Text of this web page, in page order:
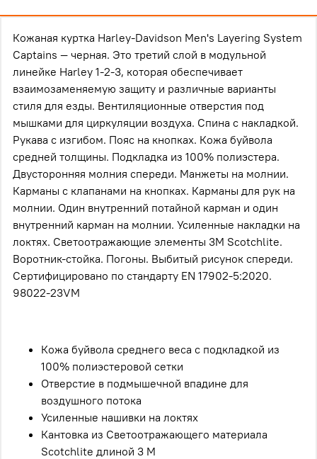
Кожаная куртка Harley-Davidson Men's Layering System
Captains — черная. Это третий слой в модульной
линейке Harley 1-2-3, которая обеспечивает
взаимозаменяемую защиту и различные варианты
стиля для езды. Вентиляционные отверстия под
мышками для циркуляции воздуха. Спина с накладкой.
Рукава с изгибом. Пояс на кнопках. Кожа буйвола
средней толщины. Подкладка из 100% полиэстера.
Двусторонняя молния спереди. Манжеты на молнии.
Карманы с клапанами на кнопках. Карманы для рук на
молнии. Один внутренний потайной карман и один
внутренний карман на молнии. Усиленные накладки на
локтях. Светоотражающие элементы 3M Scotchlite.
Воротник-стойка. Погоны. Выбитый рисунок спереди.
Сертифицировано по стандарту EN 17902-5:2020.
98022-23VM
Кожа буйвола среднего веса с подкладкой из
100% полиэстеровой сетки
Отверстие в подмышечной впадине для
воздушного потока
Усиленные нашивки на локтях
Кантовка из Светоотражающего материала
Scotchlite длиной 3 М